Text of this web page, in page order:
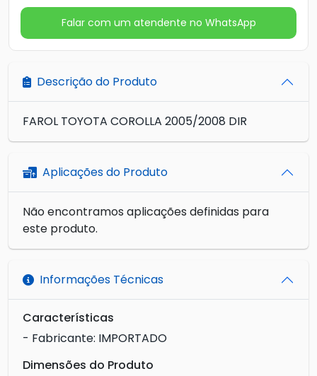
Falar com um atendente no WhatsApp
Descrição do Produto
FAROL TOYOTA COROLLA 2005/2008 DIR
Aplicações do Produto
Não encontramos aplicações definidas para
este produto.
Informações Técnicas
Características
- Fabricante: IMPORTADO
Dimensões do Produto